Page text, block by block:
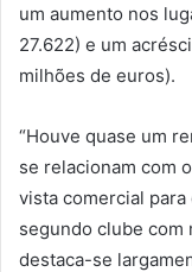
um aumento nos
27.622) e um
milhões de euros).
“Houve quase um
se relacionam com
vista comercial
segundo clube com
destaca-se